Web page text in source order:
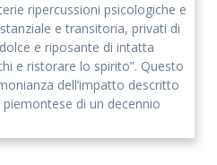
vengano registrati da questa
normativa sulla privacy
ripercussioni psicologiche e
e transitoria, privati di
e riposante di intatta
e ristorare lo spirito”. Questo
dell’impatto descritto
di un decennio